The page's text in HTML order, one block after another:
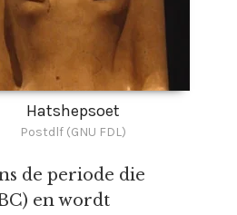
Hatshepsoet
Postdlf (GNU FDL)
de periode die
en wordt